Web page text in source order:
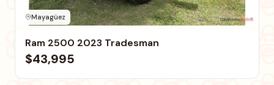
Mayagüez
Ram 2500 2023 Tradesman
$43,995